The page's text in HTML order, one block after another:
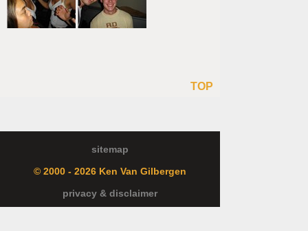
TOP
sitemap
© 2000 - 2026 Ken Van Gilbergen
privacy & disclaimer